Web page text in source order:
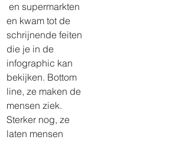
en supermarkten
en kwam tot de
schrijnende feiten
die je in de
infographic kan
bekijken. Bottom
line, ze maken de
mensen ziek.
Sterker nog, ze
laten mensen